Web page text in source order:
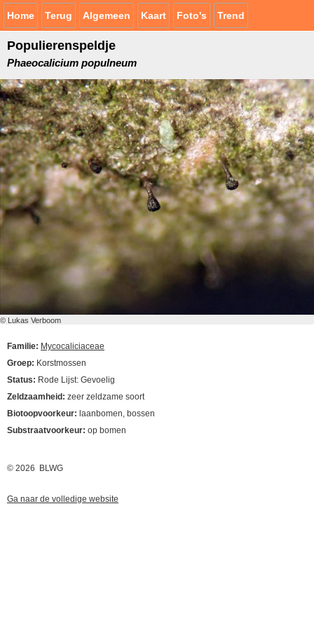
Home Terug Algemeen Kaart Foto's Trend
Populierenspeldje
Phaeocalicium populneum
© Lukas Verboom
Familie: Mycocaliciaceae
Groep: Korstmossen
Status: Rode Lijst: Gevoelig
Zeldzaamheid: zeer zeldzame soort
Biotoopvoorkeur: laanbomen, bossen
Substraatvoorkeur: op bomen
© 2026 BLWG
Ga naar de volledige website